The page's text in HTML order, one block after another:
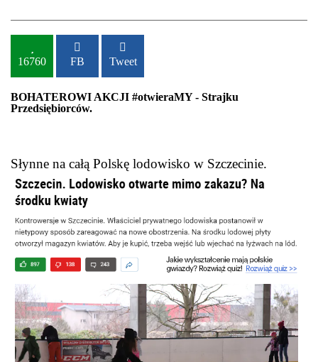
16760 FB Tweet
BOHATEROWI AKCJI #otwieraMY - Strajku
Przedsiębiorców.
Słynne na całą Polskę lodowisko w Szczecinie.